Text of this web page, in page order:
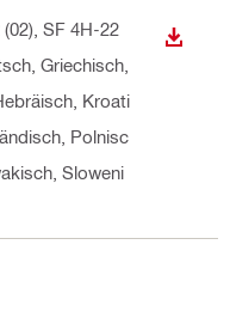
SF 4H-22
Griechisch,
Kroati
Polnisc
Sloweni